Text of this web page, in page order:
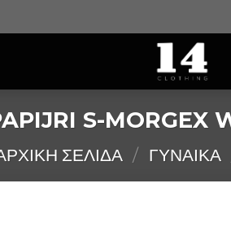
S-MORGEX
ΣΕΛΊΔΑ / ΓΥΝΑΙΚΑ